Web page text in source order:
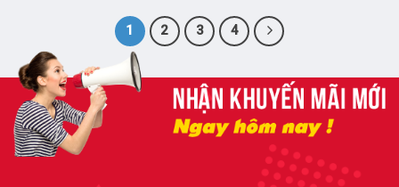
1 2 3 4